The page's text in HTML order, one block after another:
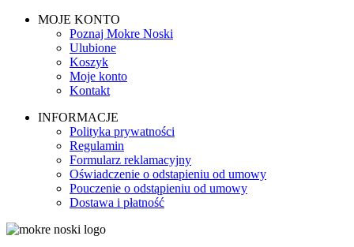
MOJE KONTO
Poznaj Mokre Noski
Ulubione
Koszyk
Moje konto
Kontakt
INFORMACJE
Polityka prywatności
Regulamin
Formularz reklamacyjny
Oświadczenie o odstapieniu od umowy
Pouczenie o odstąpieniu od umowy
Dostawa i płatność